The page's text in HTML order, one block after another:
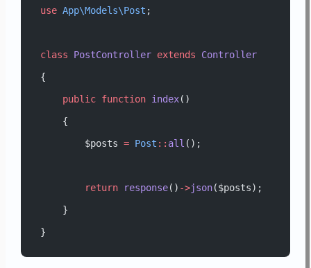
use App\Models\Post ;
class PostController extends
Controller
{
public function index()
    {
        $posts
= Post :: all ();
return response() ->json($posts);
    }
}